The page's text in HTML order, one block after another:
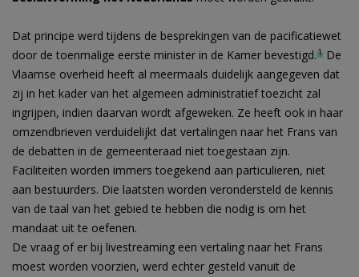
Dat principe werd tijdens de besprekingen van de pacificatiewet
door de toenmalige eerste minister in de Kamer bevestigd.1 De
Vlaamse overheid heeft al meermaals duidelijk aangegeven dat
zij in het kader van het algemeen administratief toezicht zal
ingrijpen, indien daarvan wordt afgeweken. Ze heeft ook in haar
omzendbrieven verduidelijkt dat vertalingen naar het Frans van
de debatten in de gemeenteraad niet toegestaan zijn.
Faciliteiten worden immers toegekend aan particulieren, niet
aan bestuurders. Die laatsten worden verondersteld de kennis
van de taal van het gebied te hebben die nodig is om het
mandaat uit te oefenen.
De vraag of er bij livestreaming een vertaling naar het Frans
moest worden voorzien, werd echter gesteld vanuit de